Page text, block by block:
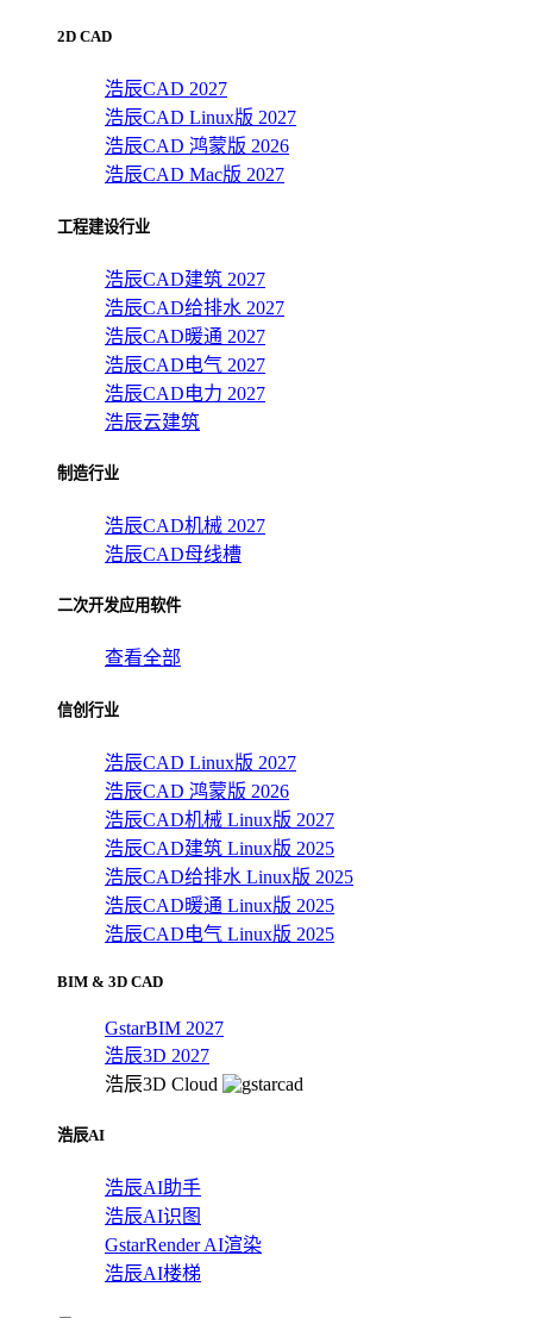
2D CAD
浩辰CAD 2027
浩辰CAD Linux版 2027
浩辰CAD 鸿蒙版 2026
浩辰CAD Mac版 2027
工程建设行业
浩辰CAD建筑 2027
浩辰CAD给排水 2027
浩辰CAD暖通 2027
浩辰CAD电气 2027
浩辰CAD电力 2027
浩辰云建筑
制造行业
浩辰CAD机械 2027
浩辰CAD母线槽
二次开发应用软件
查看全部
信创行业
浩辰CAD Linux版 2027
浩辰CAD 鸿蒙版 2026
浩辰CAD机械 Linux版 2027
浩辰CAD建筑 Linux版 2025
浩辰CAD给排水 Linux版 2025
浩辰CAD暖通 Linux版 2025
浩辰CAD电气 Linux版 2025
BIM & 3D CAD
GstarBIM 2027
浩辰3D 2027
浩辰3D Cloud
浩辰AI
浩辰AI助手
浩辰AI识图
GstarRender AI渲染
浩辰AI楼梯